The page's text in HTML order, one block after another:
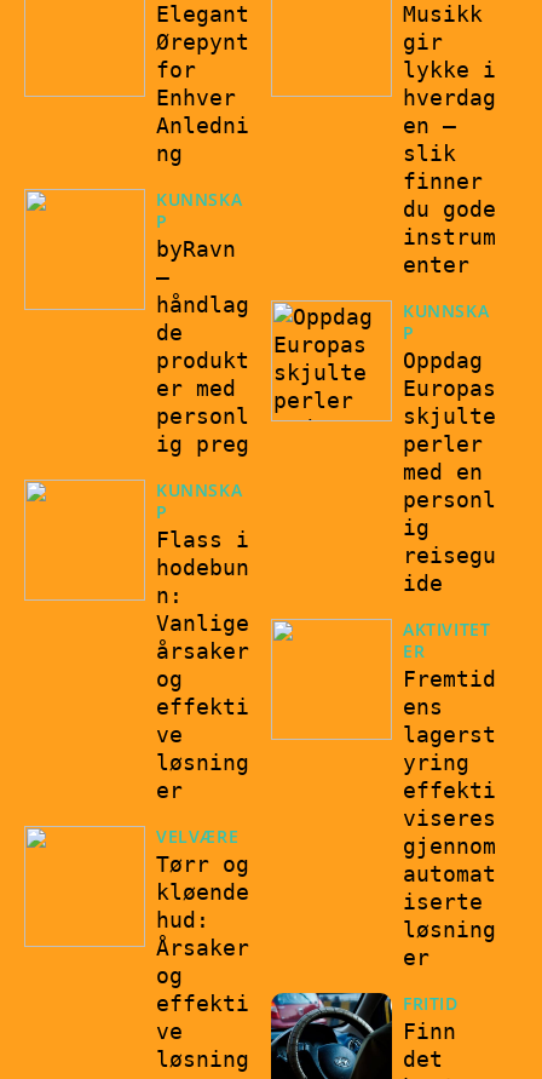
Elegant
Ørepynt
for
Enhver
Anledni
ng
KUNNSKA
P
byRavn
–
håndlag
de
produkt
er med
personl
ig preg
KUNNSKA
P
Flass i
hodebun
n:
Vanlige
årsaker
og
effekti
ve
løsning
er
VELVÆRE
Tørr og
kløende
hud:
Årsaker
og
effekti
ve
løsning
Musikk
gir
lykke i
hverdag
en –
slik
finner
du gode
instrum
enter
KUNNSKA
P
Oppdag
Europas
skjulte
perler
med en
personl
ig
reisegu
ide
AKTIVITET
ER
Fremtid
ens
lagerst
yring
effekti
viseres
gjennom
automat
iserte
løsning
er
FRITID
Finn
det